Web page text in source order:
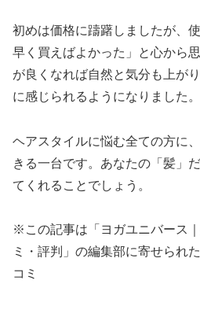
初めは価格に躊躇しましたが、
早く買えばよかった」と心から
が良くなれば自然と気分も上が
に感じられるようになりました。
ヘアスタイルに悩む全ての方に
きる一台です。あなたの「髪」
てくれることでしょう。
※この記事は「ヨガユニバース
ミ・評判」の編集部に寄せられ
コミ